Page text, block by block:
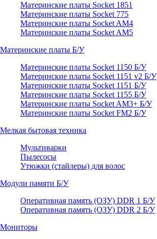
Материнские платы Socket 1851
Материнские платы Socket 775
Материнские платы Socket AM4
Материнские платы Socket AM5
Материнские платы Б/У
Материнские платы Socket 1150 Б/У
Материнские платы Socket 1151 v2 Б/У
Материнские платы Socket 1151 Б/У
Материнские платы Socket 1155 Б/У
Материнские платы Socket AM3+ Б/У
Материнские платы Socket FM2 Б/У
Мелкая бытовая техника
Мультиварки
Пылесосы
Утюжки (стайлеры) для волос
Модули памяти Б/У
Оперативная память (ОЗУ) DDR 1 Б/У
Оперативная память (ОЗУ) DDR 2 Б/У
Мониторы